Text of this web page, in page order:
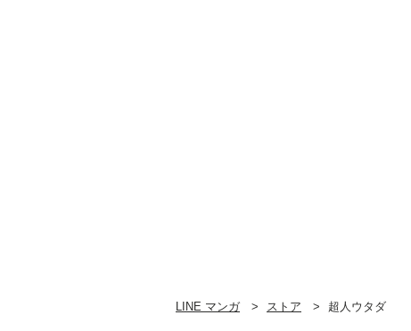
LINE マンガ ストア 超人ウタダ